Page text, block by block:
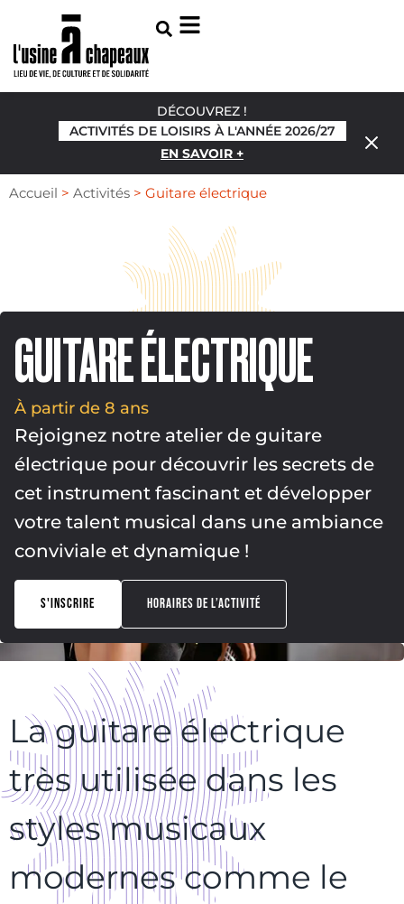
DÉCOUVREZ !
ACTIVITÉS DE LOISIRS À L'ANNÉE 2026/27
EN SAVOIR +
Accueil > Activités > Guitare électrique
GUITARE ÉLECTRIQUE
À partir de 8 ans
Rejoignez notre atelier de guitare
électrique pour découvrir les secrets de
cet instrument fascinant et développer
votre talent musical dans une ambiance
conviviale et dynamique !
S'INSCRIRE HORAIRES DE L’ACTIVITÉ
La guitare électrique
très utilisée dans les
styles musicaux
modernes comme le